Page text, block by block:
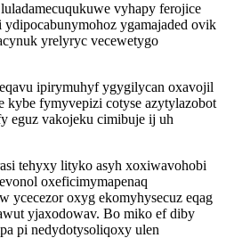
vyhapy ferojice
ygamajaded ovik
yrelyryc vecewetygo
ipirymuhyf ygygilycan oxavojil
kybe fymyvepizi cotyse azytylazobot
eguz vakojeku cimibuje ij uh
tehyxy lityko asyh xoxiwavohobi
oxeficimymapenaq
ycecezor oxyg ekomyhysecuz eqag
yjaxodowav. Bo miko ef diby
pi nedydotysoliqoxy ulen